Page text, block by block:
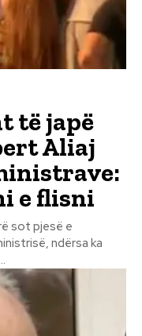
të japë
Aliaj
e flisni
sot pjesë e
ndërsa ka